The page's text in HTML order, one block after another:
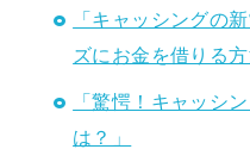
「キャッシングの
ズにお金を借りる方
「驚愕！キャッシ
は？」